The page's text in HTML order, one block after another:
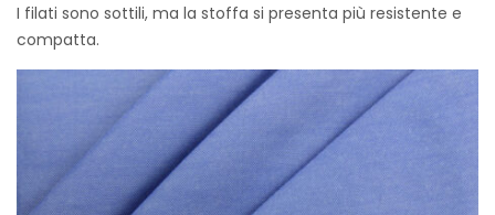
I filati sono sottili, ma la stoffa si presenta più resistente e
compatta.